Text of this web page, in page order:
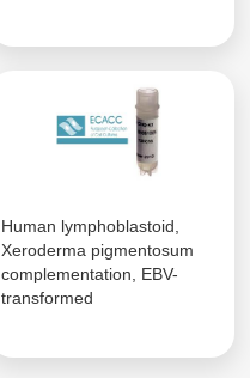
Human lymphoblastoid,
Xeroderma pigmentosum
complementation, EBV-
transformed